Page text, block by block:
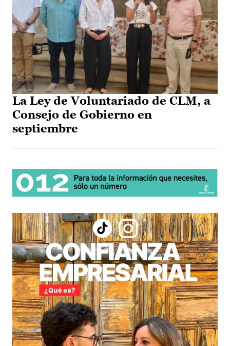
La Ley de Voluntariado de CLM, a
Consejo de Gobierno en
septiembre